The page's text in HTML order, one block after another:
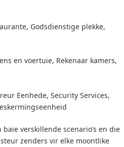
Godsdienstige plekke,
en voertuie, Rekenaar kamers,
Eenhede, Security Services,
verskillende scenario’s en die
zenders vir elke moontlike